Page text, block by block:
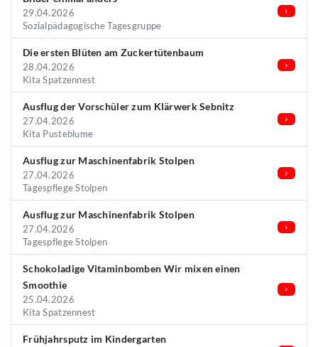
29.04.2026
Sozialpädagogische Tagesgruppe
Die ersten Blüten am Zuckertütenbaum
28.04.2026
Kita Spatzennest
Ausflug der Vorschüler zum Klärwerk Sebnitz
27.04.2026
Kita Pusteblume
Ausflug zur Maschinenfabrik Stolpen
27.04.2026
Tagespflege Stolpen
Ausflug zur Maschinenfabrik Stolpen
27.04.2026
Tagespflege Stolpen
Schokoladige Vitaminbomben Wir mixen einen
Smoothie
25.04.2026
Kita Spatzennest
Frühjahrsputz im Kindergarten